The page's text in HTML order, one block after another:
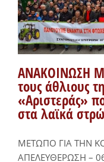
ΑΝΑΚΟΙΝΩΣΗ
τους άθλιους
«Αριστεράς»
στα λαϊκά
​ΜΕΤΩΠΟ ΓΙΑ ΤΗΝ
ΑΠΕΛΕΥΘΕΡΩΣΗ –